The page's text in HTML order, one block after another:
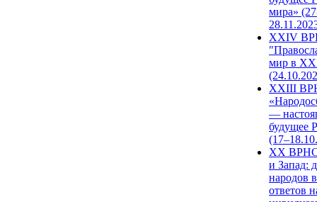
мира»
XXIV
мир в
XXIII
—
будущее
XX ВРНС
и Запад:
народов
ответов